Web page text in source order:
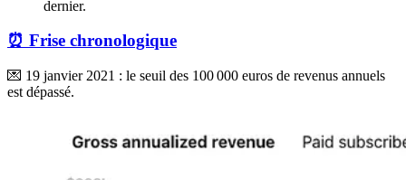
dernier.
⏰ Frise chronologique
💌 19 janvier 2021 : le seuil des 100 000 euros de revenus annuels
est dépassé.